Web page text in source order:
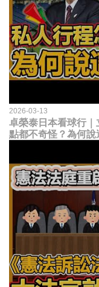
2026-03-13
卓榮泰日本看球行
點都不奇怪？為何說